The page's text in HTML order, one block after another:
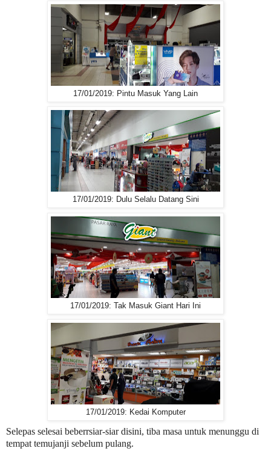
17/01/2019: Pintu Masuk Yang Lain
17/01/2019: Dulu Selalu Datang Sini
17/01/2019: Tak Masuk Giant Hari Ini
17/01/2019: Kedai Komputer
Selepas selesai beberrsiar-siar disini, tiba masa untuk menunggu di
tempat temujanji sebelum pulang.